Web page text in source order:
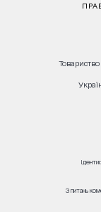
З питань